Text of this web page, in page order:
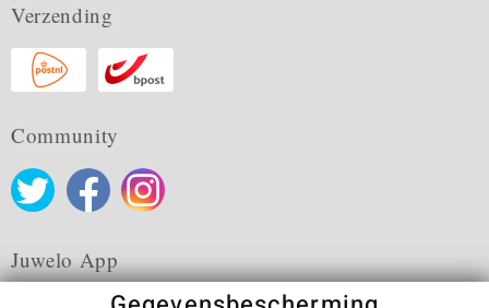
Verzending
Community
Juwelo App